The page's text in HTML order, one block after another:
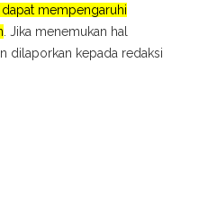
dapat mempengaruhi
. Jika menemukan hal
dilaporkan kepada redaksi